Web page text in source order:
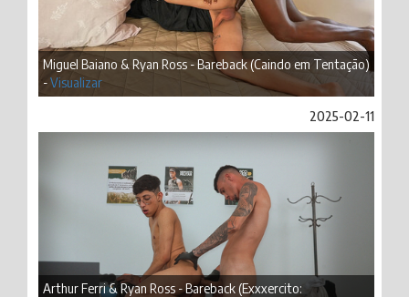
Miguel Baiano & Ryan Ross - Bareback (Caindo em Tentação)
-Visualizar
2025-02-11
Arthur Ferri & Ryan Ross - Bareback (Exxxercito: